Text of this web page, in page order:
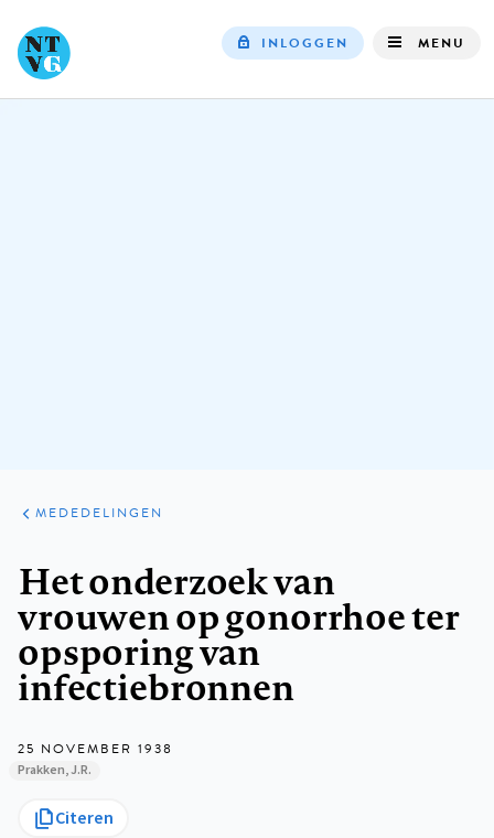
INLOGGEN MENU
ARTIKELEN
VARIA
MEDEDELINGEN
Het onderzoek van
vrouwen op gonorrhoe ter
opsporing van
infectiebronnen
25 NOVEMBER 1938
Prakken, J.R.
Citeren